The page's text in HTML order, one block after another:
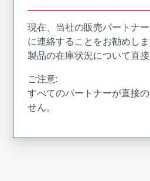
現在、当社の販売パートナ
に連絡することをお勧めし
製品の在庫状況について直
ご注意:
すべてのパートナーが直接
せん。